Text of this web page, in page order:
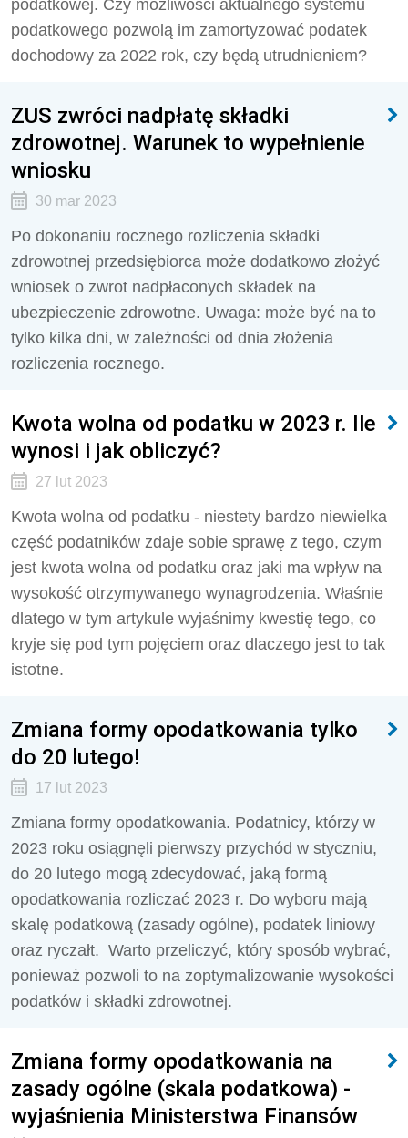
podatkowej. Czy możliwości aktualnego systemu
podatkowego pozwolą im zamortyzować podatek
dochodowy za 2022 rok, czy będą utrudnieniem?
ZUS zwróci nadpłatę składki
zdrowotnej. Warunek to wypełnienie
wniosku
30 mar 2023
Po dokonaniu rocznego rozliczenia składki
zdrowotnej przedsiębiorca może dodatkowo złożyć
wniosek o zwrot nadpłaconych składek na
ubezpieczenie zdrowotne. Uwaga: może być na to
tylko kilka dni, w zależności od dnia złożenia
rozliczenia rocznego.
Kwota wolna od podatku w 2023 r. Ile
wynosi i jak obliczyć?
27 lut 2023
Kwota wolna od podatku - niestety bardzo niewielka
część podatników zdaje sobie sprawę z tego, czym
jest kwota wolna od podatku oraz jaki ma wpływ na
wysokość otrzymywanego wynagrodzenia. Właśnie
dlatego w tym artykule wyjaśnimy kwestię tego, co
kryje się pod tym pojęciem oraz dlaczego jest to tak
istotne.
Zmiana formy opodatkowania tylko
do 20 lutego!
17 lut 2023
Zmiana formy opodatkowania. Podatnicy, którzy w
2023 roku osiągnęli pierwszy przychód w styczniu,
do 20 lutego mogą zdecydować, jaką formą
opodatkowania rozliczać 2023 r. Do wyboru mają
skalę podatkową (zasady ogólne), podatek liniowy
oraz ryczałt. Warto przeliczyć, który sposób wybrać,
ponieważ pozwoli to na zoptymalizowanie wysokości
podatków i składki zdrowotnej.
Zmiana formy opodatkowania na
zasady ogólne (skala podatkowa) -
wyjaśnienia Ministerstwa Finansów